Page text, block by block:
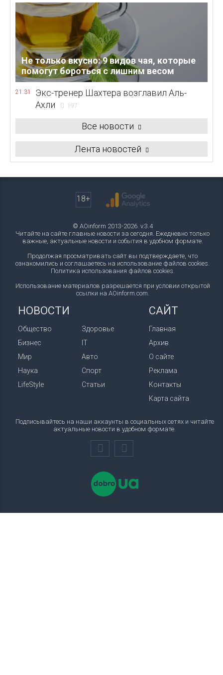
Не только вкусно: 9 видов чая, которые
помогут бороться с лишним весом
21:31
Экс-тренер Шахтера возглавил Аль-
Ахли
197
Все новости
Лента новостей
18+
© AOinform 2013-2026. v.3.4
Читайте на сайте главные новости за сегодня. Ежедневно только
важные, актуальные новости и события в удобном формате.
Продолжая просматривать сайт вы подтверждаете, что
ознакомились и соглашаетесь на использование файлов cookies.
Политика использования файлов cookies.
Использование материалов разрешается при условии открытой
ссылки на AOinform.com.
НОВОСТИ
Общество
Бизнес
Мир
Наука
LifeStyle
Здоровье
IT
Авто
Спорт
Статьи
САЙТ
Главная
Архив
О сайте
Реклама
Контакты
Карта сайта
Подписывайтесь на наши аккаунты в социальных сетях и читайте
актуальные новости в удобном формате.